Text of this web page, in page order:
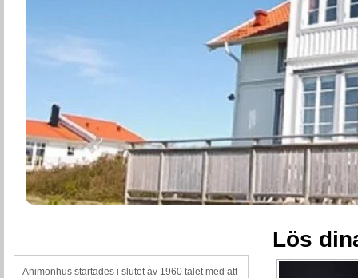
Animonhus startades i slutet av 1960 talet med att
Lös